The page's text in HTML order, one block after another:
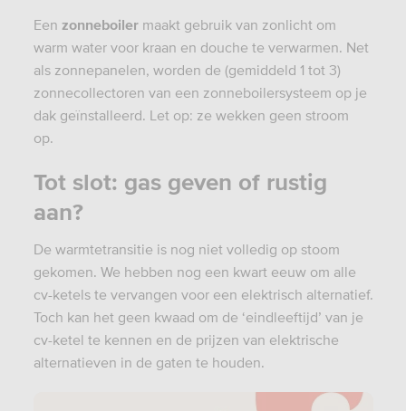
Een zonneboiler maakt gebruik van zonlicht om
warm water voor kraan en douche te verwarmen. Net
als zonnepanelen, worden de (gemiddeld 1 tot 3)
zonnecollectoren van een zonneboilersysteem op je
dak geïnstalleerd. Let op: ze wekken geen stroom
op.
Tot slot: gas geven of rustig
aan?
De warmtetransitie is nog niet volledig op stoom
gekomen. We hebben nog een kwart eeuw om alle
cv-ketels te vervangen voor een elektrisch alternatief.
Toch kan het geen kwaad om de ‘eindleeftijd’ van je
cv-ketel te kennen en de prijzen van elektrische
alternatieven in de gaten te houden.